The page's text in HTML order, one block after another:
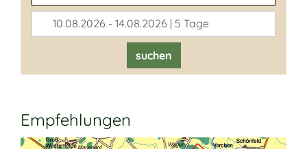
10.08.2026 - 14.08.2026 | 5 Tage
suchen
Empfehlungen